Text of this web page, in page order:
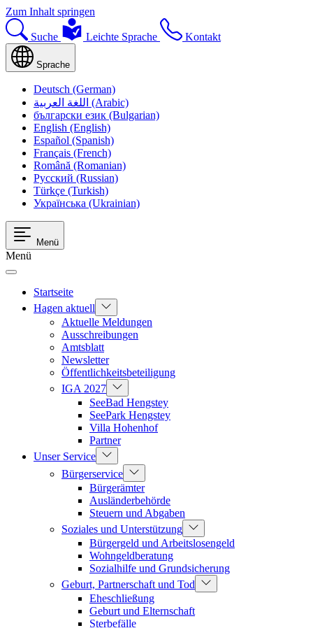
Zum Inhalt springen
Suche Leichte Sprache Kontakt
Sprache
Deutsch (German)
اللغة العربية (Arabic)
български език (Bulgarian)
English (English)
Español (Spanish)
Français (French)
Română (Romanian)
Русский (Russian)
Türkçe (Turkish)
Українська (Ukrainian)
Menü
Menü
Startseite
Hagen aktuell
Aktuelle Meldungen
Ausschreibungen
Amtsblatt
Newsletter
Öffentlichkeitsbeteiligung
IGA 2027
SeeBad Hengstey
SeePark Hengstey
Villa Hohenhof
Partner
Unser Service
Bürgerservice
Bürgerämter
Ausländerbehörde
Steuern und Abgaben
Soziales und Unterstützung
Bürgergeld und Arbeitslosengeld
Wohngeldberatung
Sozialhilfe und Grundsicherung
Geburt, Partnerschaft und Tod
Eheschließung
Geburt und Elternschaft
Sterbefälle